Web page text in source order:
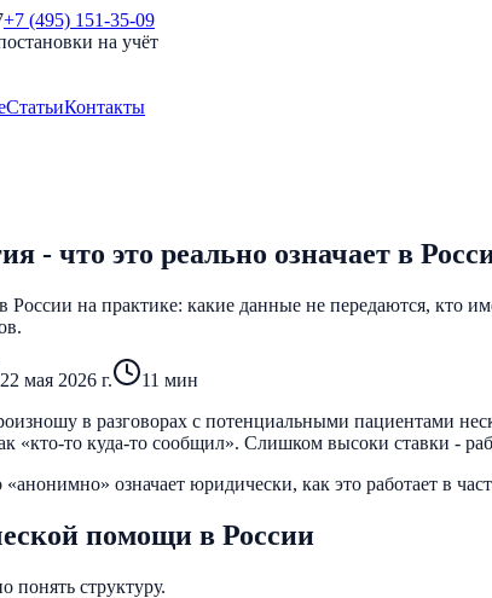
+7 (495) 151-35-09
на учёт
СтатьиКонтакты
- что это реально означает в
России на практике: какие данные не передаются, кто
22 мая 2026 г. 11 мин
в разговорах с потенциальными пациентами
«кто-то куда-то сообщил». Слишком высоки ставки -
означает юридически, как это работает в
помощи в России
понять структуру.